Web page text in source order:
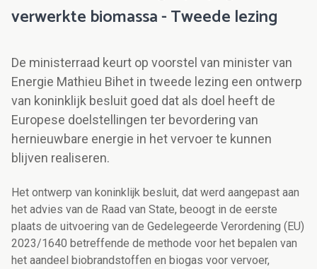
verwerkte biomassa - Tweede lezing
De ministerraad keurt op voorstel van minister van
Energie Mathieu Bihet in tweede lezing een ontwerp
van koninklijk besluit goed dat als doel heeft de
Europese doelstellingen ter bevordering van
hernieuwbare energie in het vervoer te kunnen
blijven realiseren.
Het ontwerp van koninklijk besluit, dat werd aangepast aan
het advies van de Raad van State, beoogt in de eerste
plaats de uitvoering van de Gedelegeerde Verordening (EU)
2023/1640 betreffende de methode voor het bepalen van
het aandeel biobrandstoffen en biogas voor vervoer,